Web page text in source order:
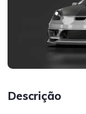
Descrição